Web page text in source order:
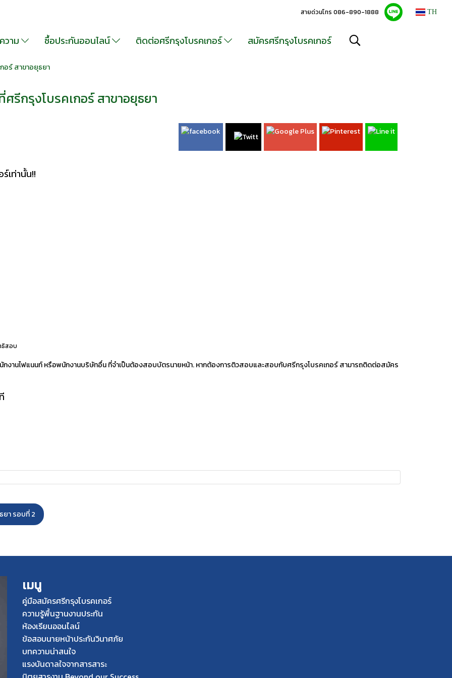
สายด่วนโทร 086-890-1888 TH
วาม ซื้อประกันออนไลน์ ติดต่อศรีกรุงโบรคเกอร์ สมัครศรีกรุงโบรคเกอร์
อร์ สาขาอยุธยา
กรุงโบรคเกอร์ สาขาอยุธยา
เท่านั้น!!
ธิสอบ
กงานไฟแนนท์ หรือพนักงานบริษัทอื่น ที่จำเป็นต้องสอบบัตรนายหน้า. หากต้องการติวสอบและสอบกับศรีกรุงโบรคเกอร์ สามารถติดต่อสมัคร
ยา รอบที่ 2
เมนู
คู่มือสมัครศรีกรุงโบรคเกอร์
ความรู้พื้นฐานงานประกัน
ห้องเรียนออนไลน์
ข้อสอบนายหน้าประกันวินาศภัย
บทความน่าสนใจ
แรงบันดาลใจจากสารสาระ